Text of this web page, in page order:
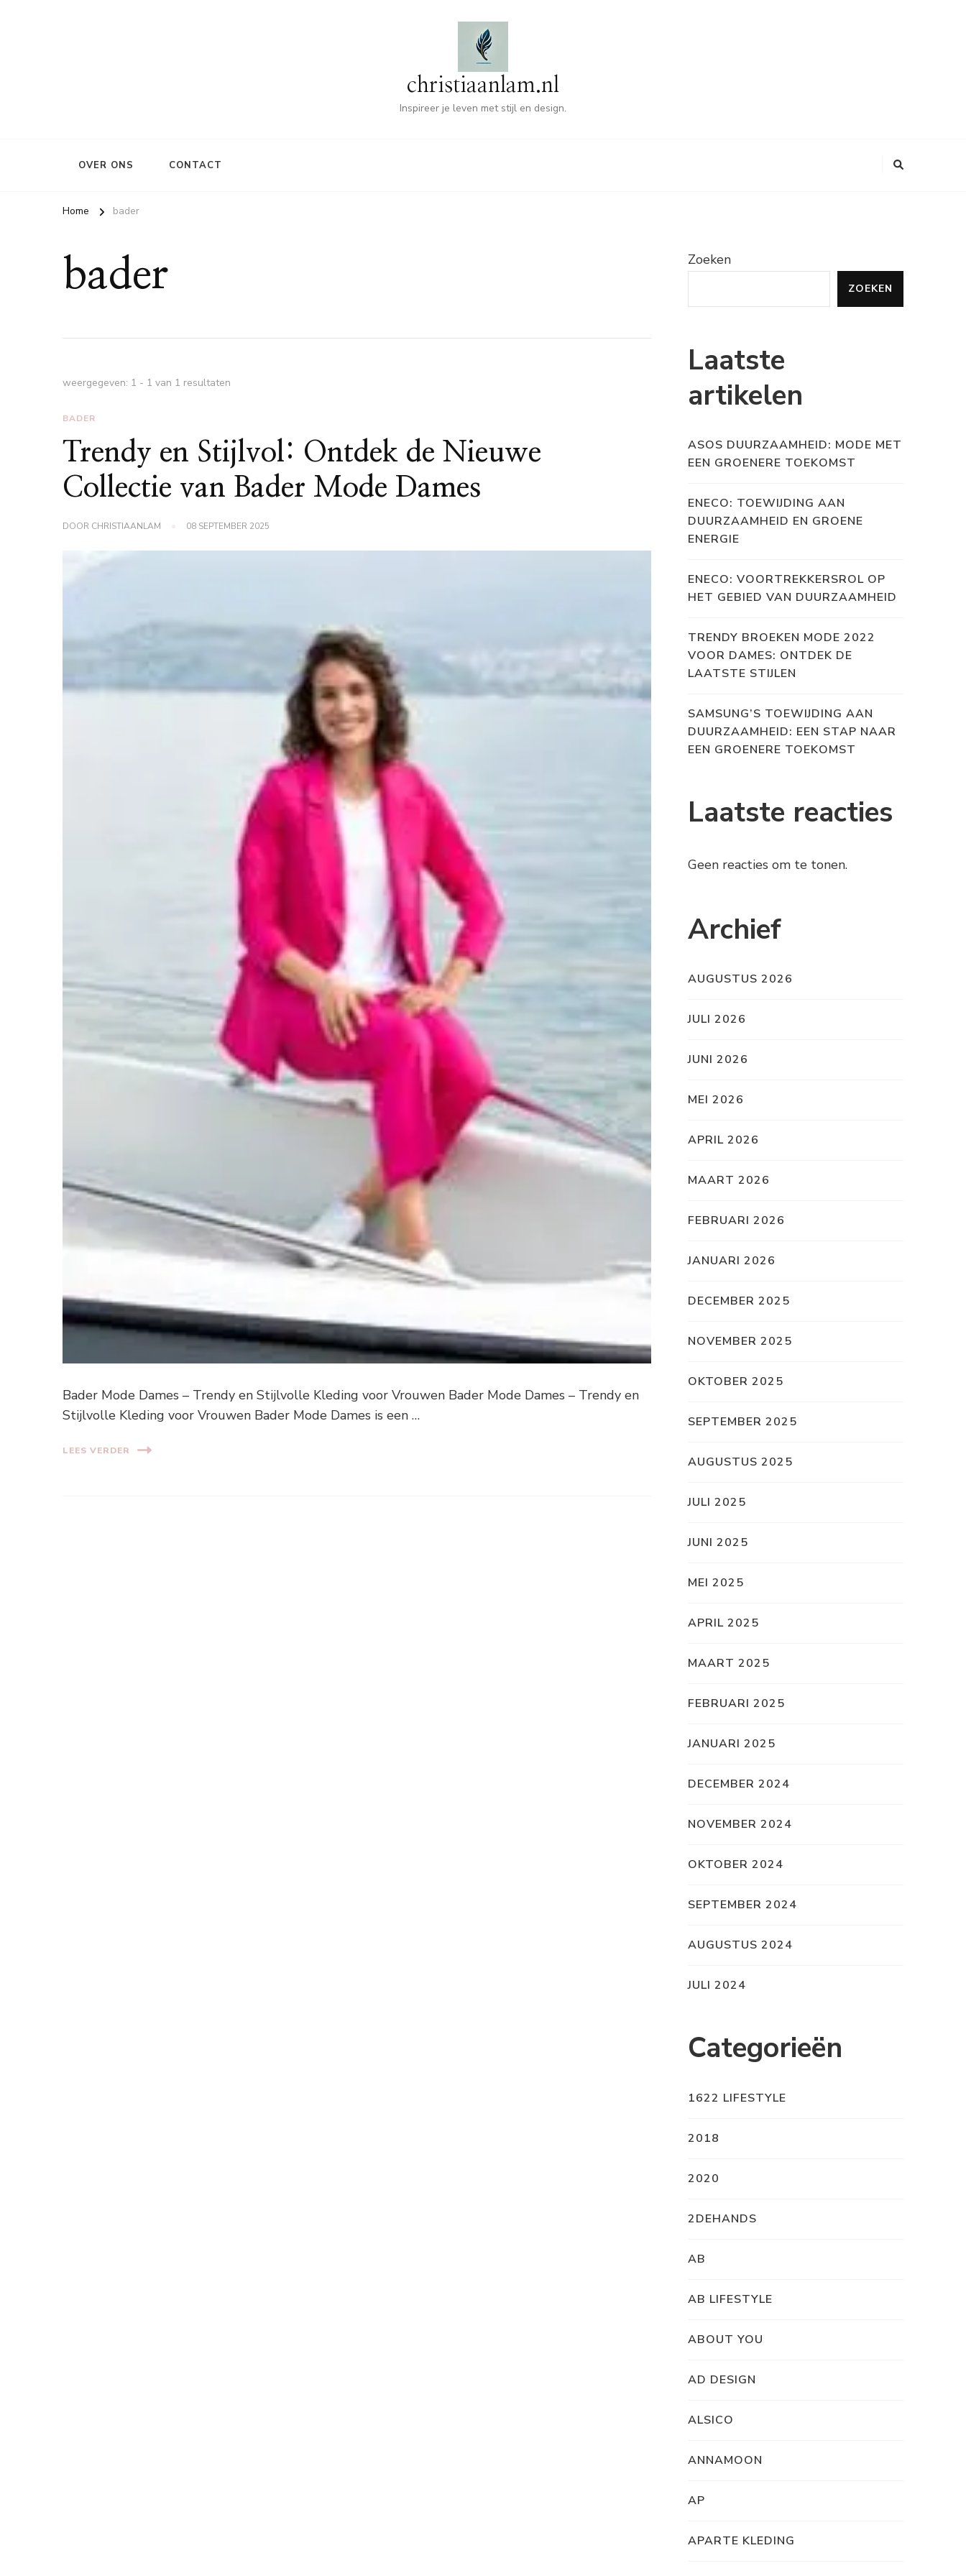
christiaanlam.nl
Inspireer je leven met stijl en design.
OVER ONS CONTACT
Home bader
bader
weergegeven: 1 - 1 van 1 resultaten
BADER
Trendy en Stijlvol: Ontdek de Nieuwe
Collectie van Bader Mode Dames
DOOR CHRISTIAANLAM 08 SEPTEMBER 2025
Bader Mode Dames – Trendy en Stijlvolle Kleding voor Vrouwen Bader Mode Dames – Trendy en
Stijlvolle Kleding voor Vrouwen Bader Mode Dames is een …
LEES VERDER
Zoeken
ZOEKEN
Laatste
artikelen
ASOS DUURZAAMHEID: MODE MET
EEN GROENERE TOEKOMST
ENECO: TOEWIJDING AAN
DUURZAAMHEID EN GROENE
ENERGIE
ENECO: VOORTREKKERSROL OP
HET GEBIED VAN DUURZAAMHEID
TRENDY BROEKEN MODE 2022
VOOR DAMES: ONTDEK DE
LAATSTE STIJLEN
SAMSUNG’S TOEWIJDING AAN
DUURZAAMHEID: EEN STAP NAAR
EEN GROENERE TOEKOMST
Laatste reacties
Geen reacties om te tonen.
Archief
AUGUSTUS 2026
JULI 2026
JUNI 2026
MEI 2026
APRIL 2026
MAART 2026
FEBRUARI 2026
JANUARI 2026
DECEMBER 2025
NOVEMBER 2025
OKTOBER 2025
SEPTEMBER 2025
AUGUSTUS 2025
JULI 2025
JUNI 2025
MEI 2025
APRIL 2025
MAART 2025
FEBRUARI 2025
JANUARI 2025
DECEMBER 2024
NOVEMBER 2024
OKTOBER 2024
SEPTEMBER 2024
AUGUSTUS 2024
JULI 2024
Categorieën
1622 LIFESTYLE
2018
2020
2DEHANDS
AB
AB LIFESTYLE
ABOUT YOU
AD DESIGN
ALSICO
ANNAMOON
AP
APARTE KLEDING